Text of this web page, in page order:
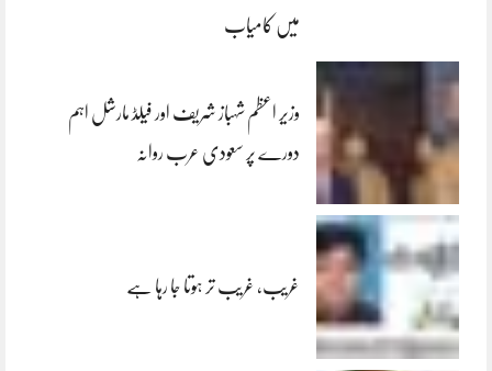
میں کامیاب
وزیر اعظم شہباز شریف اور فیلڈ مارشل اہم
دورے پر سعودی عرب روانہ
غریب، غریب تر ہوتا جا رہا ہے